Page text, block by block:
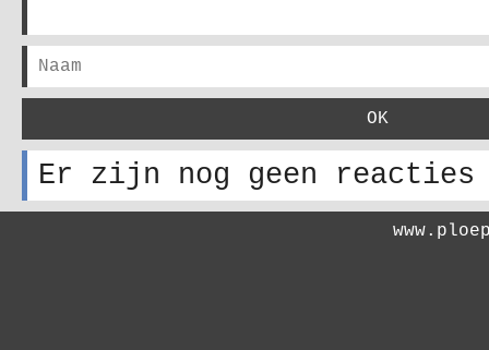
Er zijn nog geen reacties